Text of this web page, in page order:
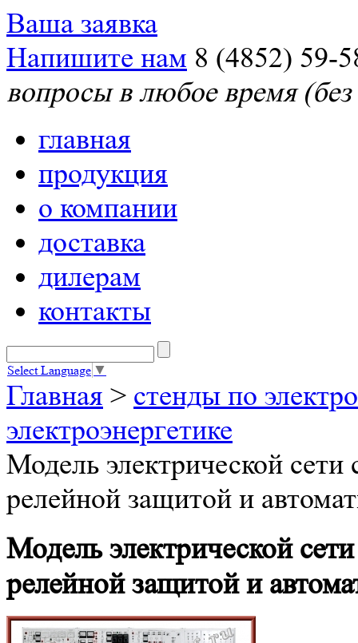
Ваша заявка
Напишите нам 8 (4852) 59-
вопросы в любое время
главная
продукция
о компании
доставка
дилерам
контакты
Select Language ▼
Главная > стенды по
электроэнергетике
Модель электрической сети
релейной защитой и
Модель электрической
релейной защитой и